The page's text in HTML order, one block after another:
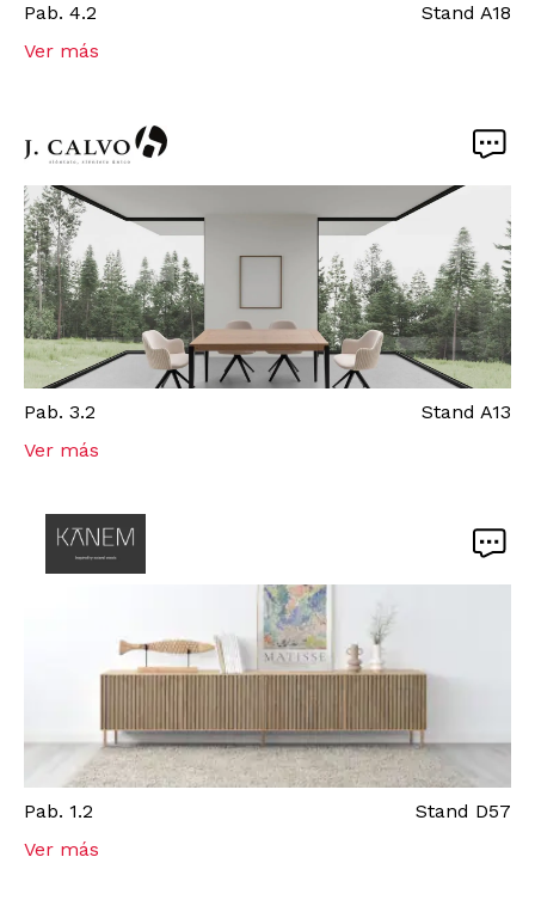
Pab. 4.2 Stand A18
Ver más
Pab. 3.2 Stand A13
Ver más
Pab. 1.2 Stand D57
Ver más